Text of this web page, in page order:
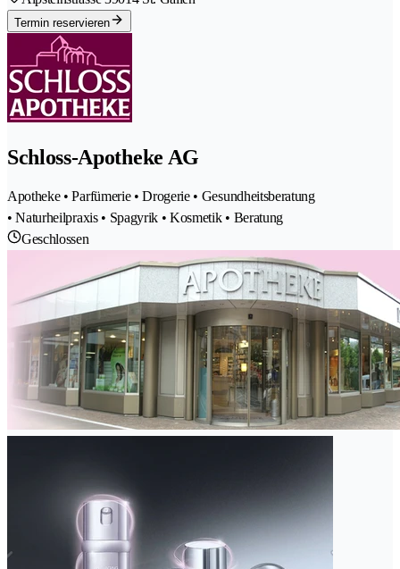
Termin reservieren
Schloss-Apotheke AG
Apotheke • Parfümerie • Drogerie • Gesundheitsberatung
• Naturheilpraxis • Spagyrik • Kosmetik • Beratung
Geschlossen